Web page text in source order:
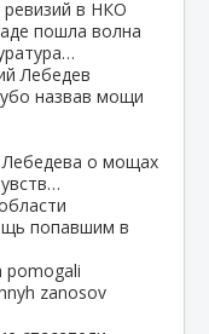
пошла волна
Лебедев
назвав мощи
о мощах
попавшим в